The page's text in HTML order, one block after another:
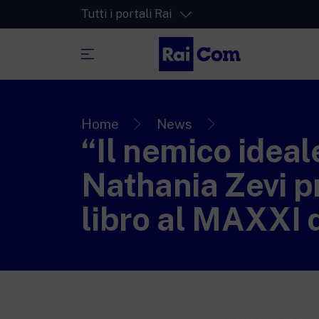
Tutti i portali Rai
La piattaforma di streaming video per
La piattaforma digitale dei canali Radio
RaiPlay Sound
Lo spazio sicuro ricco di cartoni animati
più piccoli.
RaiPlay YoYo
Home News
“Il nemico
Nathania Zevi
libro al MAXXI